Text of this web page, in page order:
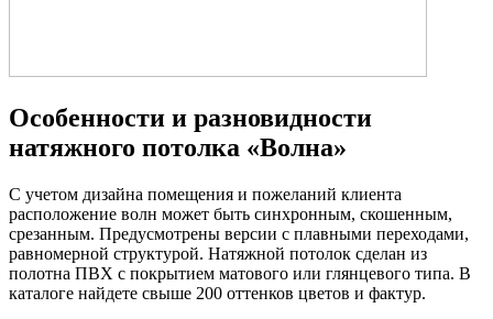
Особенности и разновидности
натяжного потолка «Волна»
С учетом дизайна помещения и пожеланий клиента
расположение волн может быть синхронным, скошенным,
срезанным. Предусмотрены версии с плавными переходами,
равномерной структурой. Натяжной потолок сделан из
полотна ПВХ с покрытием матового или глянцевого типа. В
каталоге найдете свыше 200 оттенков цветов и фактур.